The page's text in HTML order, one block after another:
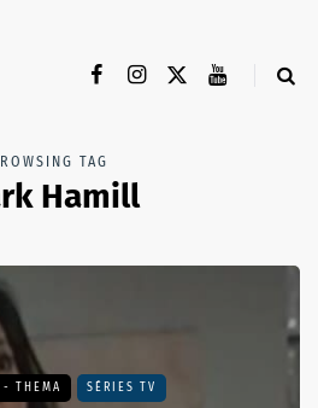
TAG
Hamill
- THEMA SÉRIES TV